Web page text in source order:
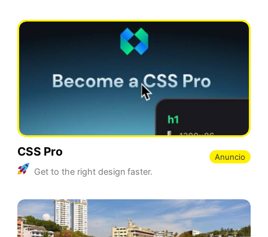
CSS Pro
Get to the right design faster.
Anuncio